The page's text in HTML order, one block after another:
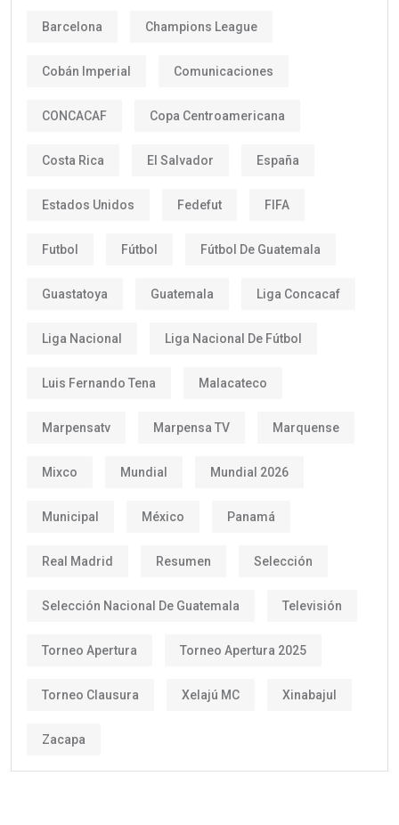
Barcelona Champions League
Cobán Imperial Comunicaciones
CONCACAF Copa Centroamericana
Costa Rica El Salvador España
Estados Unidos Fedefut FIFA
Futbol Fútbol Fútbol De Guatemala
Guastatoya Guatemala Liga Concacaf
Liga Nacional Liga Nacional De Fútbol
Luis Fernando Tena Malacateco
Marpensatv Marpensa TV Marquense
Mixco Mundial Mundial 2026
Municipal México Panamá
Real Madrid Resumen Selección
Selección Nacional De Guatemala Televisión
Torneo Apertura Torneo Apertura 2025
Torneo Clausura Xelajú MC Xinabajul
Zacapa